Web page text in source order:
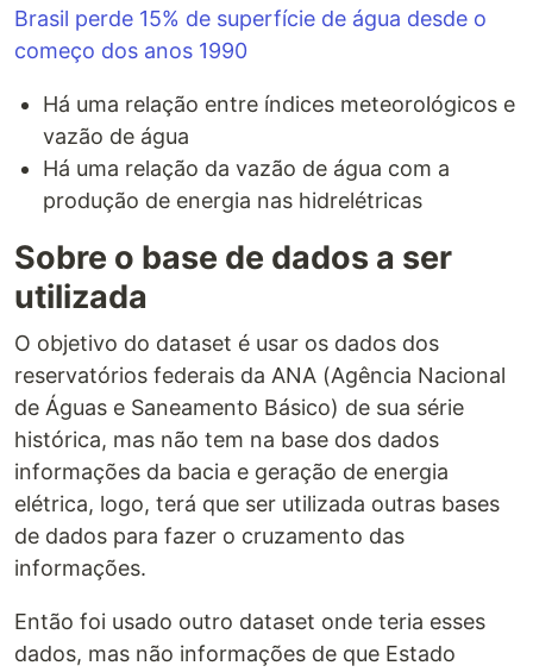
Brasil perde 15% de superfície de água desde o
começo dos anos 1990
Há uma relação entre índices meteorológicos e
vazão de água
Há uma relação da vazão de água com a
produção de energia nas hidrelétricas
Sobre o base de dados a ser
utilizada
O objetivo do dataset é usar os dados dos
reservatórios federais da ANA (Agência Nacional
de Águas e Saneamento Básico) de sua série
histórica, mas não tem na base dos dados
informações da bacia e geração de energia
elétrica, logo, terá que ser utilizada outras bases
de dados para fazer o cruzamento das
informações.
Então foi usado outro dataset onde teria esses
dados, mas não informações de que Estado